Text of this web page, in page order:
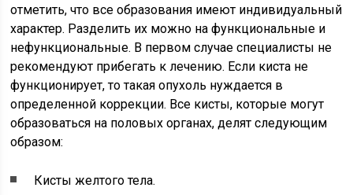
отметить, что все образования имеют индивидуальный
характер. Разделить их можно на функциональные и
нефункциональные. В первом случае специалисты не
рекомендуют прибегать к лечению. Если киста не
функционирует, то такая опухоль нуждается в
определенной коррекции. Все кисты, которые могут
образоваться на половых органах, делят следующим
образом:
Кисты желтого тела.